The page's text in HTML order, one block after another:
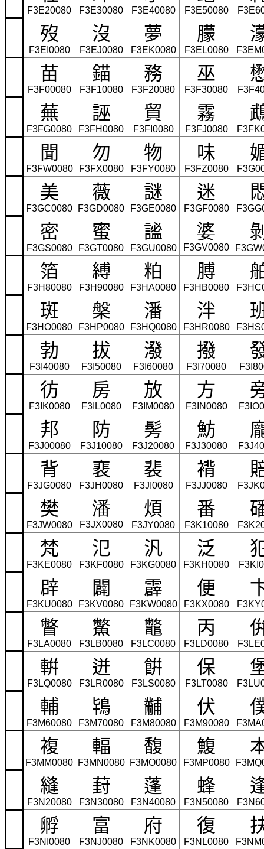
F3E20080 F3E30080 F3E40080 F3E50080
歿
F3EI0080
沒
F3EJ0080
夢
F3EK0080
朦
F3EL0080
苗
F3F00080
錨
F3F10080
務
F3F20080
巫
F3F30080
蕪
F3FG0080
誣
F3FH0080
貿
F3FI0080
霧
F3FJ0080
聞
F3FW0080
勿
F3FX0080
物
F3FY0080
味
F3FZ0080
美
F3GC0080
薇
F3GD0080
謎
F3GE0080
迷
F3GF0080
密
F3GS0080
蜜
F3GT0080
謐
F3GU0080
婆
F3GV0080
箔
F3H80080
縛
F3H90080
粕
F3HA0080
膊
F3HB0080
斑
F3HO0080
槃
F3HP0080
潘
F3HQ0080
泮
F3HR0080
勃
F3I40080
拔
F3I50080
潑
F3I60080
撥
F3I70080
彷
F3IK0080
房
F3IL0080
放
F3IM0080
方
F3IN0080
邦
F3J00080
防
F3J10080
髣
F3J20080
魴
F3J30080
背
F3JG0080
裵
F3JH0080
裴
F3JI0080
褙
F3JJ0080
樊
F3JW0080
潘
F3JX0080
煩
F3JY0080
番
F3K10080
梵
F3KE0080
氾
F3KF0080
汎
F3KG0080
泛
F3KH0080
辟
F3KU0080
闢
F3KV0080
霹
F3KW0080
便
F3KX0080
瞥
F3LA0080
鱉
F3LB0080
鼈
F3LC0080
丙
F3LD0080
輧
F3LQ0080
迸
F3LR0080
餠
F3LS0080
保
F3LT0080
輔
F3M60080
鴇
F3M70080
黼
F3M80080
伏
F3M90080
複
F3MM0080
輻
F3MN0080
馥
F3MO0080
鰒
F3MP0080
縫
F3N20080
葑
F3N30080
蓬
F3N40080
蜂
F3N50080
孵
F3NI0080
富
F3NJ0080
府
F3NK0080
復
F3NL0080